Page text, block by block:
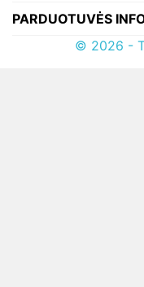
PARDUOTUVĖS
© 2026 -